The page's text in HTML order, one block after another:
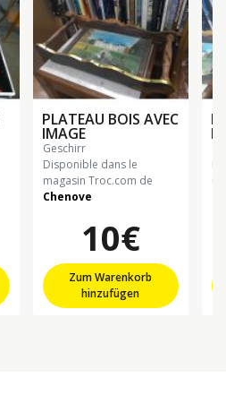
PLATEAU BOIS AVEC
IMAGE
geschirr
Disponible dans le
magasin Troc.com de
Chenove
10€
Zum Warenkorb
hinzufügen